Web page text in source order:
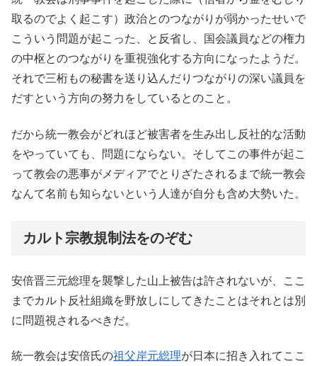
取るのでよく起こす）政治とのつながりが弱かったせいで
こういう問題が起こった、と反省し、国会議員などの権力
の中枢とのつながりを重視強化する方向になったようだ。
それで三桁もの秘書を送り込んだりつながりの深い議員を
だすという方向の努力をしているとのこと。
だから統一教会がどれほど被害者を生み出し反社的な活動
をやっていても、問題にならない。そしてこの事件が起こ
って教会の悪事がメディアでとりざたされるまで統一教会
なんて名前も知らないという人達が自分も含め大勢いた。
カルト宗教規制法をのぞむ
安倍晋三元総理を襲撃した山上被告は許されないが、ここ
までカルト反社組織を野放しにしてきたことはそれとは別
に問題視されるべきだ。
統一教会は安倍氏の祖父岸元総理が日本に招き入れてここ